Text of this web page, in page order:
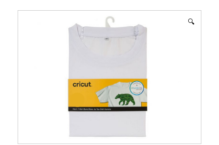
🔍